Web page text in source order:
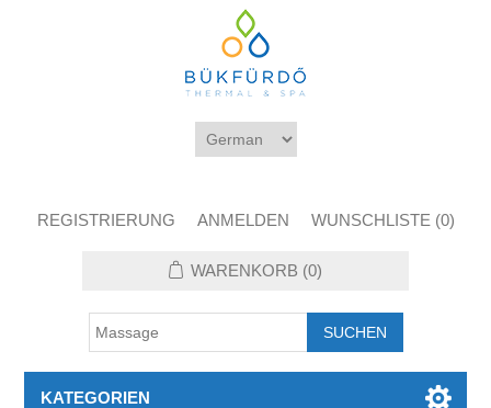
REGISTRIERUNG ANMELDEN WUNSCHLISTE (0)
WARENKORB (0)
KATEGORIEN